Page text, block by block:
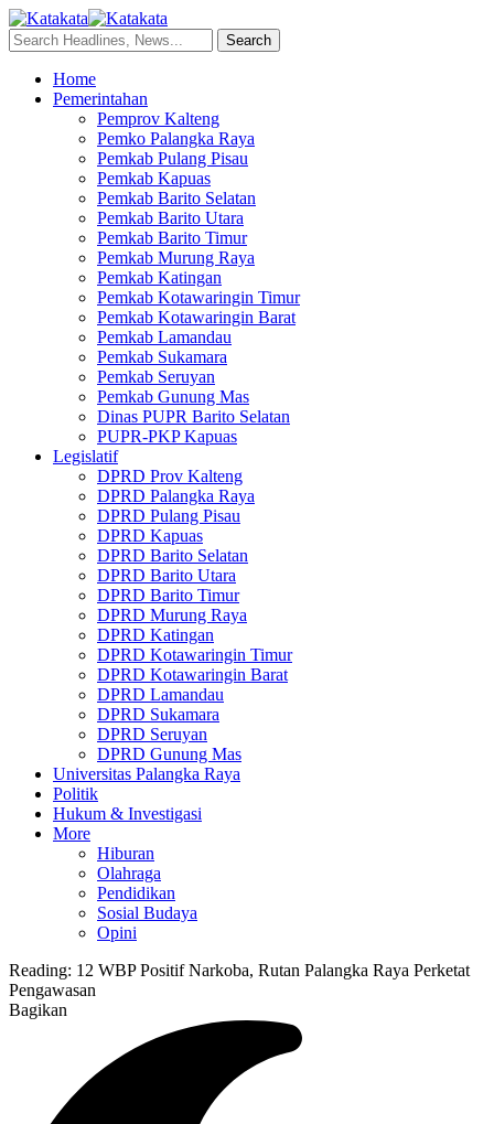
Home
Pemerintahan
Pemprov Kalteng
Pemko Palangka Raya
Pemkab Pulang Pisau
Pemkab Kapuas
Pemkab Barito Selatan
Pemkab Barito Utara
Pemkab Barito Timur
Pemkab Murung Raya
Pemkab Katingan
Pemkab Kotawaringin Timur
Pemkab Kotawaringin Barat
Pemkab Lamandau
Pemkab Sukamara
Pemkab Seruyan
Pemkab Gunung Mas
Dinas PUPR Barito Selatan
PUPR-PKP Kapuas
Legislatif
DPRD Prov Kalteng
DPRD Palangka Raya
DPRD Pulang Pisau
DPRD Kapuas
DPRD Barito Selatan
DPRD Barito Utara
DPRD Barito Timur
DPRD Murung Raya
DPRD Katingan
DPRD Kotawaringin Timur
DPRD Kotawaringin Barat
DPRD Lamandau
DPRD Sukamara
DPRD Seruyan
DPRD Gunung Mas
Universitas Palangka Raya
Politik
Hukum & Investigasi
More
Hiburan
Olahraga
Pendidikan
Sosial Budaya
Opini
Reading: 12 WBP Positif Narkoba, Rutan Palangka Raya Perketat
Pengawasan
Bagikan